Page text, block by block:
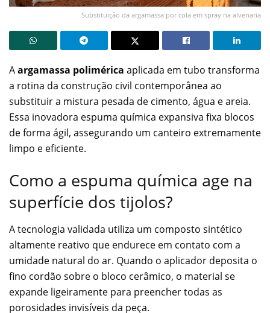
Substituição da argamassa por cola em spray na alvenaria
Aargamassa polimérica aplicada em tubo transforma
a rotina da construção civil contemporânea ao
substituir a mistura pesada de cimento, água e areia.
Essa inovadora espuma química expansiva fixa blocos
de forma ágil, assegurando um canteiro extremamente
limpo e eficiente.
Como a espuma química age na
superfície dos tijolos?
A tecnologia validada utiliza um composto sintético
altamente reativo que endurece em contato com a
umidade natural do ar. Quando o aplicador deposita o
fino cordão sobre o bloco cerâmico, o material se
expande ligeiramente para preencher todas as
porosidades invisíveis da peça.